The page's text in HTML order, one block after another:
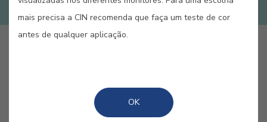
mais precisa a CIN recomenda que faça um teste de cor
antes de qualquer aplicação.
OK